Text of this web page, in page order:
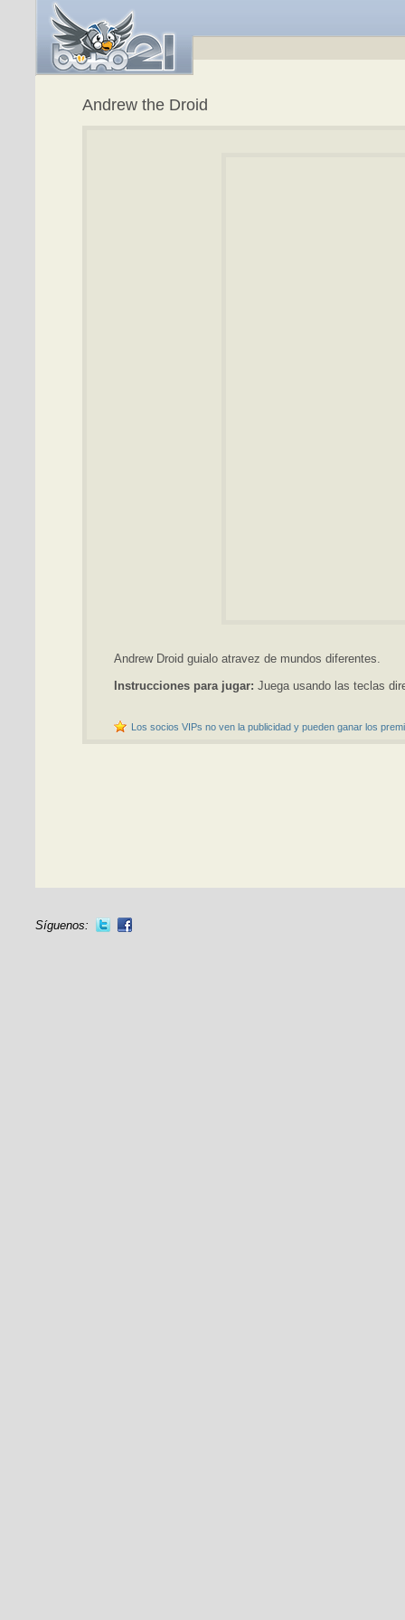
Andrew the Droid
Andrew Droid guialo atravez de mundos diferentes.
Instrucciones para jugar: Juega usando las teclas
Los socios VIPs no ven la publicidad y pueden ganar los
Síguenos: